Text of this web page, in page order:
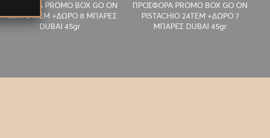
ΠΡΟΣΦΟΡΑ PROMO BOX GO ON
MILKY 24TEM +ΔΩΡΟ 8 ΜΠΑΡΕΣ
DUBAI 45gr
ΠΡΟΣΦΟΡΑ PROMO BOX GO ON
PISTACHIO 24TEM +ΔΩΡΟ 7
ΜΠΑΡΕΣ DUBAI 45gr